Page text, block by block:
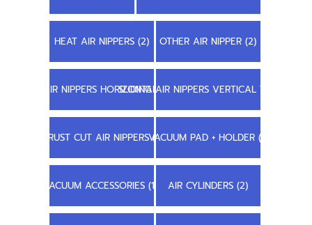
HEAT AIR NIPPERS (2) OTHER AIR NIPPER (2)
SLIDING AIR NIPPERS HORIZONTAL TYPE (7)SLIDING AIR NIPPERS VERTICAL TYPE (8)
TRUST CUT AIR NIPPERS (1)VACUUM PAD + HOLDER (1)
VACUUM ACCESSORIES (11) AIR CYLINDERS (2)